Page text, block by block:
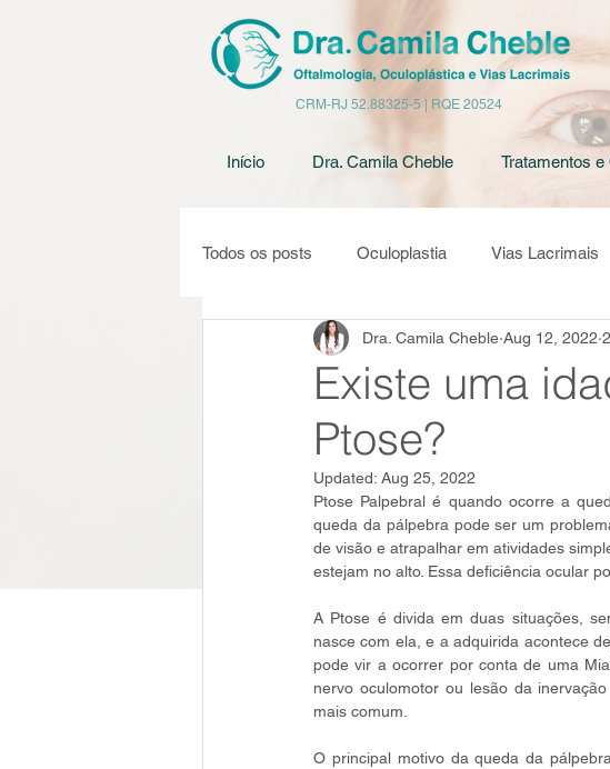
CRM-RJ 52.88325-5 | RQE 20524
Início Dra. Camila Cheble Tratamentos e
Todos os posts Oculoplastia Vias Lacrimais
Tumor palpebral Blefaroplastia
Existe uma
Ptose?
Dra. Camila Cheble Aug 12, 2022
Updated: Aug 25, 2022
Ptose Palpebral é quando ocorre a
queda da pálpebra pode ser um
de visão e atrapalhar em atividades
estejam no alto. Essa deficiência ocular
A Ptose é divida em duas situações,
nasce com ela, e a adquirida acontece
pode vir a ocorrer por conta de uma
nervo oculomotor ou lesão da
mais comum.
O principal motivo da queda da